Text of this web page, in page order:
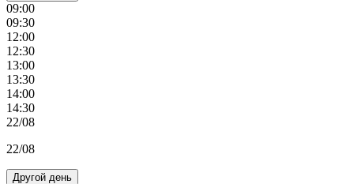
09:00
09:30
12:00
12:30
13:00
13:30
14:00
14:30
22/08
22/08
Другой день